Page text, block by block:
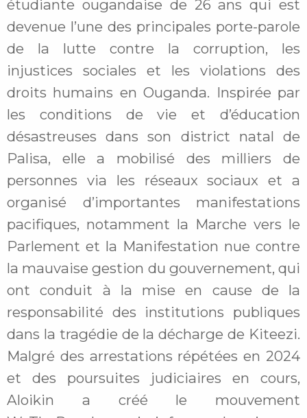
étudiante ougandaise de 26 ans qui est
devenue l’une des principales porte-parole
de la lutte contre la corruption, les
injustices sociales et les violations des
droits humains en Ouganda. Inspirée par
les conditions de vie et d’éducation
désastreuses dans son district natal de
Palisa, elle a mobilisé des milliers de
personnes via les réseaux sociaux et a
organisé d’importantes manifestations
pacifiques, notamment la Marche vers le
Parlement et la Manifestation nue contre
la mauvaise gestion du gouvernement, qui
ont conduit à la mise en cause de la
responsabilité des institutions publiques
dans la tragédie de la décharge de Kiteezi.
Malgré des arrestations répétées en 2024
et des poursuites judiciaires en cours,
Aloikin a créé le mouvement